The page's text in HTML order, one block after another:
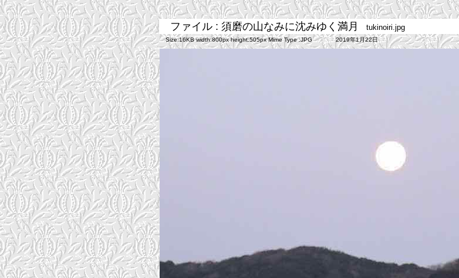
ファイル : 須磨の山なみに沈みゆく満月 tukinoiri.jpg
Size:16KB width:800px height:505px Mime Type :JPG 2019年1月22日